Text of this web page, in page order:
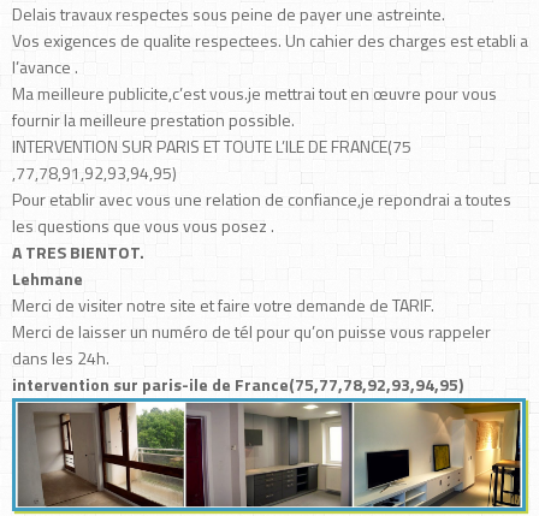
Delais travaux respectes sous peine de payer une astreinte.
Vos exigences de qualite respectees. Un cahier des charges est etabli a
l’avance .
Ma meilleure publicite,c’est vous.je mettrai tout en œuvre pour vous
fournir la meilleure prestation possible.
INTERVENTION SUR PARIS ET TOUTE L’ILE DE FRANCE(75
,77,78,91,92,93,94,95)
Pour etablir avec vous une relation de confiance,je repondrai a toutes
les questions que vous vous posez .
A TRES BIENTOT.
Lehmane
Merci de visiter notre site et faire votre demande de TARIF.
Merci de laisser un numéro de tél pour qu’on puisse vous rappeler
dans les 24h.
intervention sur paris-ile de France(75,77,78,92,93,94,95)